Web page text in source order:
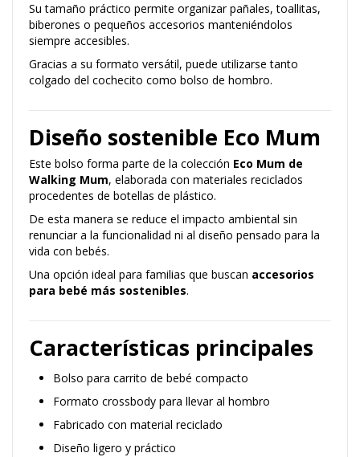
Su tamaño práctico permite organizar pañales, toallitas,
biberones o pequeños accesorios manteniéndolos
siempre accesibles.
Gracias a su formato versátil, puede utilizarse tanto
colgado del cochecito como bolso de hombro.
Diseño sostenible Eco Mum
Este bolso forma parte de la colección Eco Mum de
Walking Mum, elaborada con materiales reciclados
procedentes de botellas de plástico.
De esta manera se reduce el impacto ambiental sin
renunciar a la funcionalidad ni al diseño pensado para la
vida con bebés.
Una opción ideal para familias que buscan accesorios
para bebé más sostenibles.
Características principales
Bolso para carrito de bebé compacto
Formato crossbody para llevar al hombro
Fabricado con material reciclado
Diseño ligero y práctico